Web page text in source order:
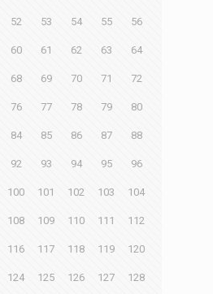
52 53 54 55 56
60 61 62 63 64
68 69 70 71 72
76 77 78 79 80
84 85 86 87 88
92 93 94 95 96
100 101 102 103 104
108 109 110 111 112
116 117 118 119 120
124 125 126 127 128